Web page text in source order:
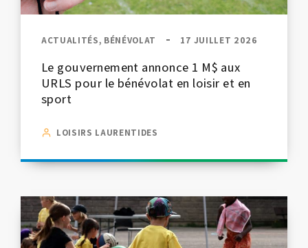
ACTUALITÉS, BÉNÉVOLAT 17 JUILLET 2026
Le gouvernement annonce 1 M$ aux
URLS pour le bénévolat en loisir et en
sport
LOISIRS LAURENTIDES